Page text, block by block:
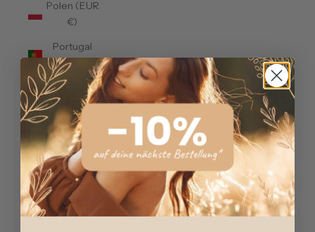
Polen (EUR
€)
Portugal
(EUR €)
Rumänien
(EUR €)
Schweden
(EUR €)
Schweiz
(CHF CHF)
Slowakei